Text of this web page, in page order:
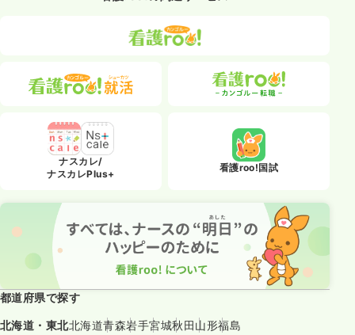
ナスカレ/
ナスカレPlus+
看護roo!国試
都道府県で探す
北海道・東北北海道青森岩手宮城秋田山形福島